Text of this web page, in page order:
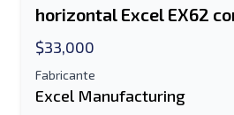
horizontal Excel EX62
$33,000
Fabricante
Excel Manufacturing